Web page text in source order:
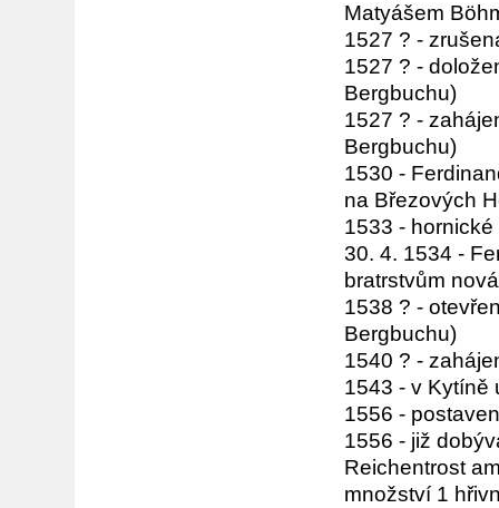
Matyášem
1527 ? -
1527 ? -
Bergbuchu)
1527 ? -
Bergbuchu)
1530 -
na Březových
1533 -
30. 4. 1534 -
bratrstvům
1538 ? -
Bergbuchu)
1540 ? -
1543 - v Kytíně
1556 -
1556 - již
Reichentrost
množství 1